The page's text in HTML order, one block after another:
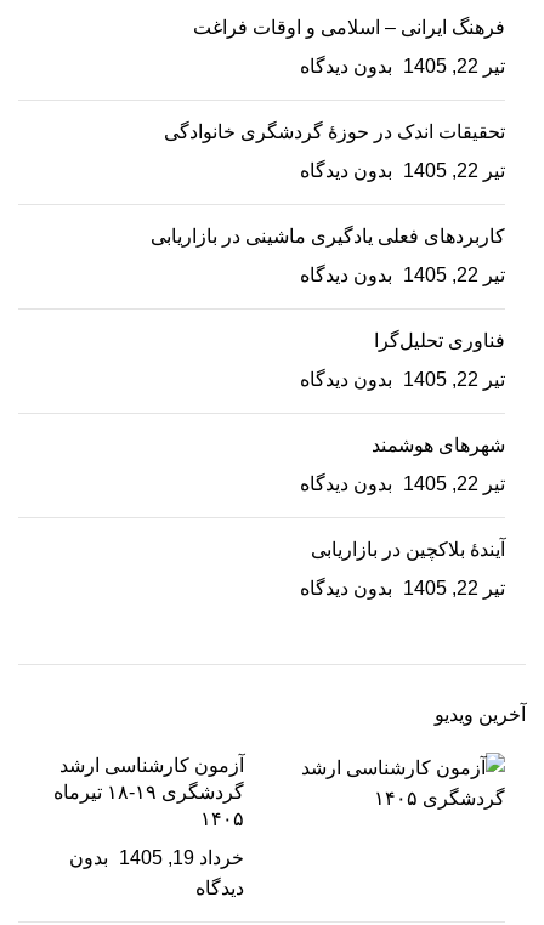
فرهنگ ایرانی – اسلامی و اوقات فراغت
تیر 22, 1405
بدون دیدگاه
تحقیقات اندک در حوزۀ گردشگری خانوادگی
تیر 22, 1405
بدون دیدگاه
کاربردهای فعلی یادگیری ماشینی در بازاریابی
تیر 22, 1405
بدون دیدگاه
فناوری تحلیل‌گرا
تیر 22, 1405
بدون دیدگاه
شهرهای هوشمند
تیر 22, 1405
بدون دیدگاه
آیندۀ بلاکچین در بازاریابی
تیر 22, 1405
بدون دیدگاه
آخرین ویدیو
آزمون کارشناسی ارشد
گردشگری ۱۹-۱۸ تیرماه
۱۴۰۵
خرداد 19, 1405
بدون
دیدگاه